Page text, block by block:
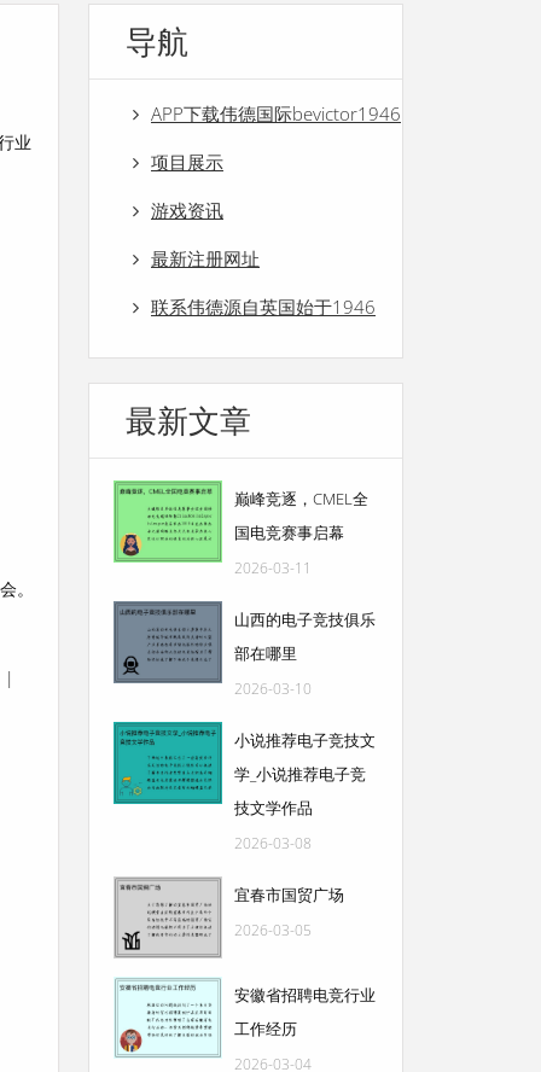
业
。
|
导航
APP下载伟德国际bevictor1946
项目展示
游戏资讯
最新注册网址
联系伟德源自英国始于1946
最新文章
巅峰竞逐，CMEL全
国电竞赛事启幕
2026-03-11
山西的电子竞技俱乐
部在哪里
2026-03-10
小说推荐电子竞技文
学_小说推荐电子竞
技文学作品
2026-03-08
宜春市国贸广场
2026-03-05
安徽省招聘电竞行业
工作经历
2026-03-04